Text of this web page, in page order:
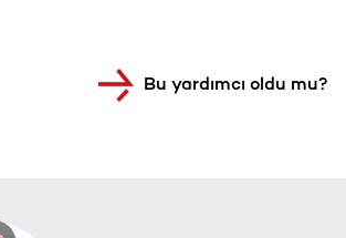
Bu yardımcı oldu mu?